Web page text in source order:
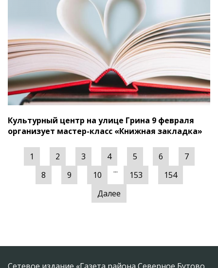
Культурный центр на улице Грина 9 февраля
организует мастер-класс «Книжная закладка»
1 2 3 4 5 6
7
8
9 10 ... 153
154
Далее